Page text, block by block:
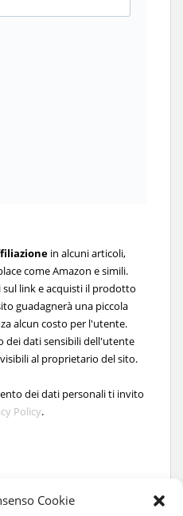
Cookie
in alcuni articoli,
come Amazon e simili.
sul link e acquisti il prodotto
guadagnerà una piccola
alcun costo per l'utente.
dei dati sensibili dell'utente
al proprietario del sito.
dei dati personali ti invito
Policy.